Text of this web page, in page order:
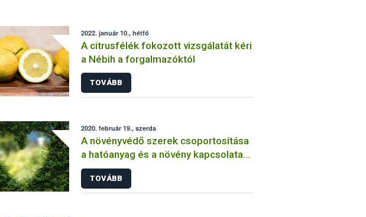
2022. január 10., hétfő
A citrusfélék fokozott vizsgálatát kéri
a Nébih a forgalmazóktól
TOVÁBB
2020. február 19., szerda
A növényvédő szerek csoportosítása
a hatóanyag és a növény kapcsolata
szerint
TOVÁBB